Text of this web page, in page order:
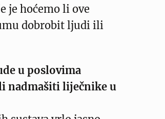
je hoćemo li ove
dobrobit ljudi ili
u poslovima
nadmašiti liječnike u